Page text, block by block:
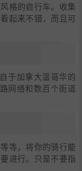
格的自行车。收集
起来不错，而且可
于加拿大温哥华的
网络和数百个街道
等，将你的骑行能
进行。只是不要指